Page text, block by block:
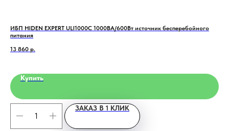
ИБП HIDEN EXPERT ULI1000C 1000ВА/600Вт источник бесперебойного
питания
13 860 р.
Купить
ЗАКАЗ В 1 КЛИК